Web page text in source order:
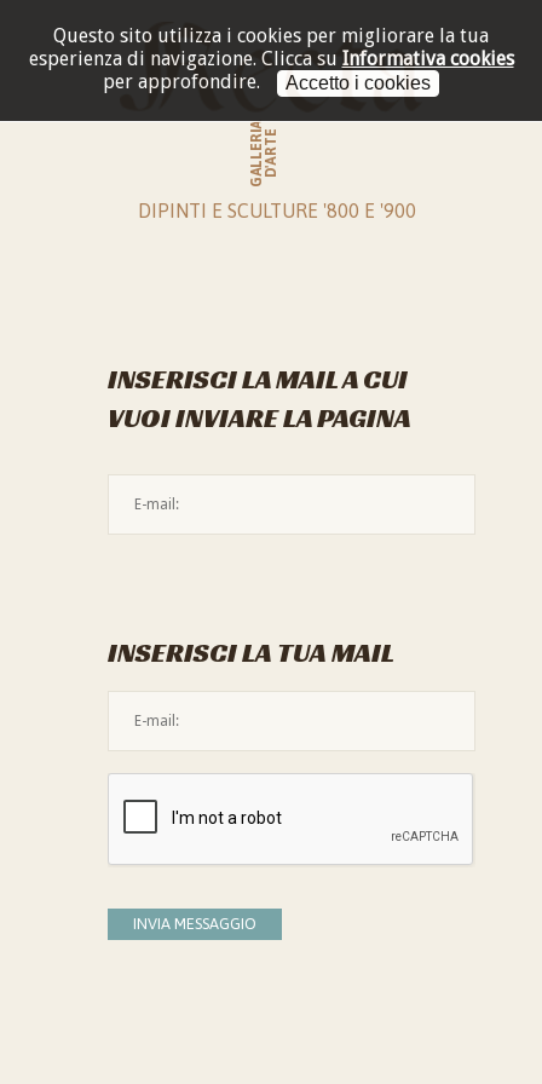
Questo sito utilizza i cookies per migliorare la tua
esperienza di navigazione. Clicca su Informativa cookies
per approfondire.
Accetto i cookies
GALLERIAD'ARTE
DIPINTI E SCULTURE '800 E '900
INSERISCI LA MAIL A CUI
VUOI INVIARE LA PAGINA
INSERISCI LA TUA MAIL
INVIA MESSAGGIO